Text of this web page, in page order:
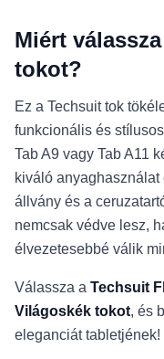
Miért
tokot?
Ez a Techsuit tok
funkcionális és
Tab A9 vagy Tab A11
kiváló
állvány és a
nemcsak védve lesz,
élvezetesebbé válik
Válassza a Techsuit
Világoskék tokot, és
eleganciát tabletjének!